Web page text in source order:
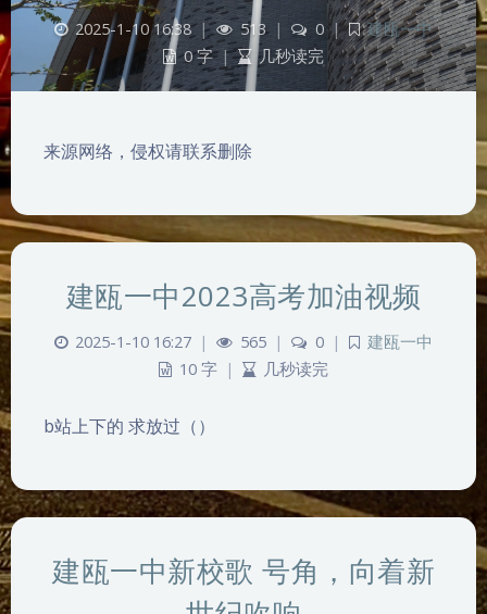
2025-1-10 16:38 | 513 | 0 |
建瓯一中
0 字 | 几秒读完
来源网络，侵权请联系删除
建瓯一中2023高考加油视频
2025-1-10 16:27 | 565 | 0 |
建瓯一中
10 字 | 几秒读完
b站上下的 求放过（）
建瓯一中新校歌 号角，向着新